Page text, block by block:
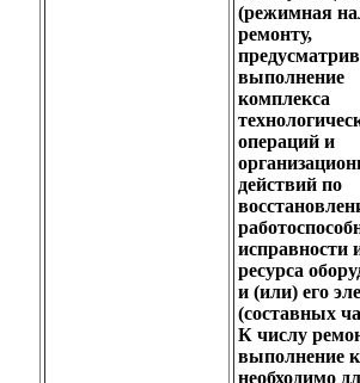
(режимная
ремонту,
выполнение
комплекса
операций и
действий по
исправности
ресурса
и (или) его
(составных
К числу
выполнение
необходимо